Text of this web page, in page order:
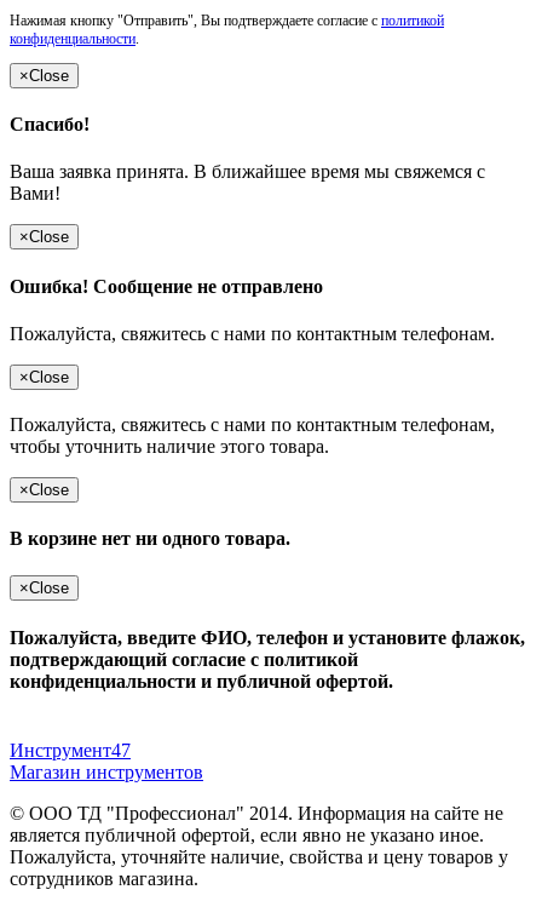
Нажимая кнопку "Отправить", Вы подтверждаете согласие с политикой
конфиденциальности.
×Close
Спасибо!
Ваша заявка принята. В ближайшее время мы свяжемся с
Вами!
×Close
Ошибка! Сообщение не отправлено
Пожалуйста, свяжитесь с нами по контактным телефонам.
×Close
Пожалуйста, свяжитесь с нами по контактным телефонам,
чтобы уточнить наличие этого товара.
×Close
В корзине нет ни одного товара.
×Close
Пожалуйста, введите ФИО, телефон и установите флажок,
подтверждающий согласие с политикой
конфиденциальности и публичной офертой.
Инструмент47
Магазин инструментов
© ООО ТД "Профессионал" 2014. Информация на сайте не
является публичной офертой, если явно не указано иное.
Пожалуйста, уточняйте наличие, свойства и цену товаров у
сотрудников магазина.